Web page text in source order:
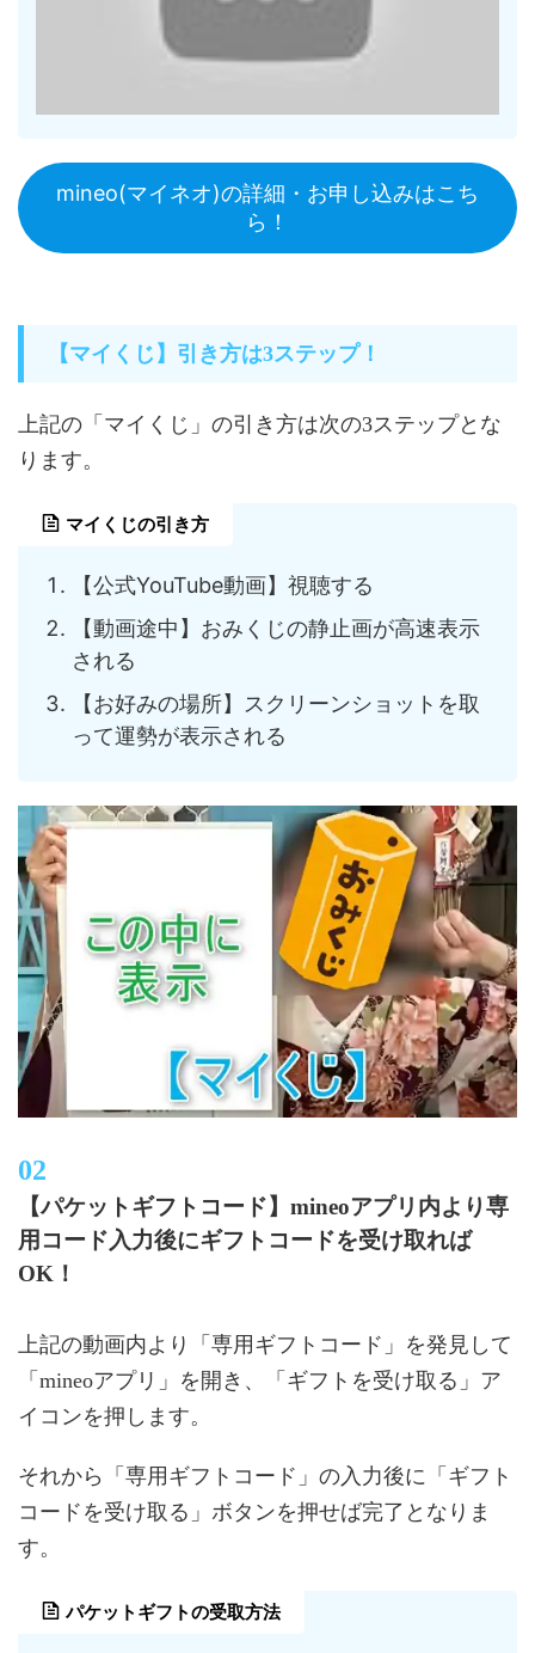
mineo(マイネオ)の詳細・お申し込みはこち
ら！
【マイくじ】引き方は3ステップ！
上記の「マイくじ」の引き方は次の3ステップとな
ります。
マイくじの引き方
【公式YouTube動画】視聴する
【動画途中】おみくじの静止画が高速表示
される
【お好みの場所】スクリーンショットを取
って運勢が表示される
【パケットギフトコード】mineoアプリ内より専
用コード入力後にギフトコードを受け取れば
OK！
上記の動画内より「専用ギフトコード」を発見して
「mineoアプリ」を開き、「ギフトを受け取る」ア
イコンを押します。
それから「専用ギフトコード」の入力後に「ギフト
コードを受け取る」ボタンを押せば完了となりま
す。
パケットギフトの受取方法